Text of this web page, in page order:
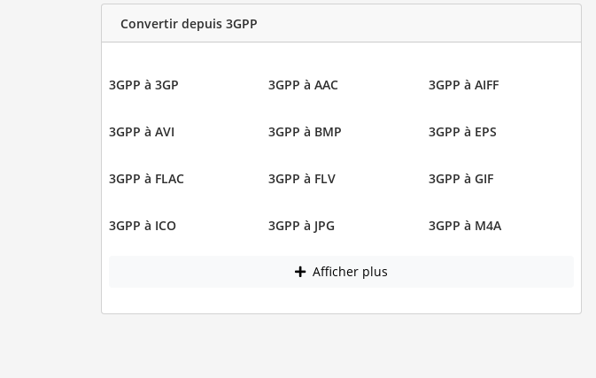
Convertir depuis 3GPP
3GPP à 3GP 3GPP à AAC 3GPP à AIFF
3GPP à AVI 3GPP à BMP 3GPP à EPS
3GPP à FLAC 3GPP à FLV 3GPP à GIF
3GPP à ICO 3GPP à JPG 3GPP à M4A
Afficher plus